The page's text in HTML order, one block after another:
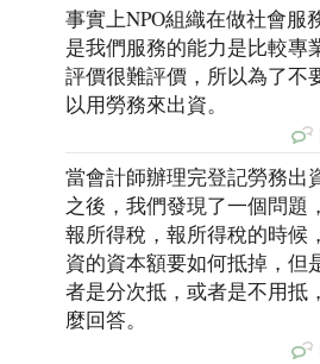
事實上NPO組織在做社會服
是我們服務的能力是比較專
評價很難評價，所以為了不
以用勞務來出資。
當會計師辦理完登記勞務出
之後，我們發現了一個問題
報所得稅，報所得稅的時候
資的資本額要如何抵掉，但
者是分次抵，或者是不用抵
麼回答。